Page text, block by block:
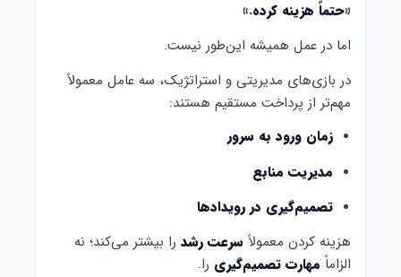
«حتماً هزینه کرده.»
اما در عمل همیشه این‌طور نیست.
در بازی‌های مدیریتی و استراتژیک، سه عامل معمولاً
مهم‌تر از پرداخت مستقیم هستند:
زمان ورود به سرور
مدیریت منابع
تصمیم‌گیری در رویدادها
هزینه کردن معمولاً سرعت رشدرا بیشتر می‌کند؛ نه
الزاماً مهارت تصمیم‌گیری را.